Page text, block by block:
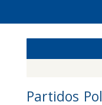
Partidos